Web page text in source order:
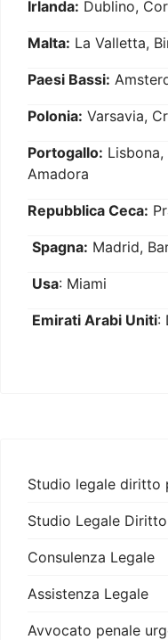
Irlanda: Dublino,
Malta: La Valletta,
Paesi Bassi:
Polonia: Varsavia,
Portogallo:
Amadora
Repubblica Ceca:
Spagna: Madrid,
Usa: Miami
Emirati Arabi Uniti:
Studio legale diritto
Studio Legale
Consulenza Legale
Assistenza Legale
Avvocato penale